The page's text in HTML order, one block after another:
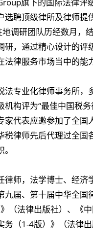
聘顶级律所及律师提
调研团队历经数月，
研，通过精心设计的
律服务市场当中的能
法专业化律师事务所
构评为“最佳中国税
家代表应邀参加了全
税律师先后代理过全
律师，法学博士、经
九届、第十届中华全
（法律出版社）、《
（1-4版）》（法律出